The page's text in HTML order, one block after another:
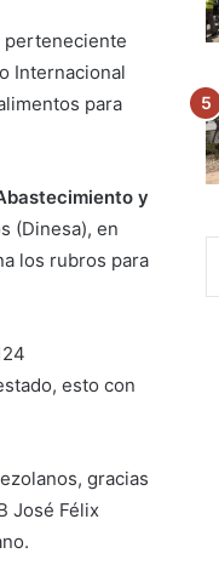
perteneciente
Internacional
para
y
(Dinesa), en
los rubros para
esto con
gracias
José Félix